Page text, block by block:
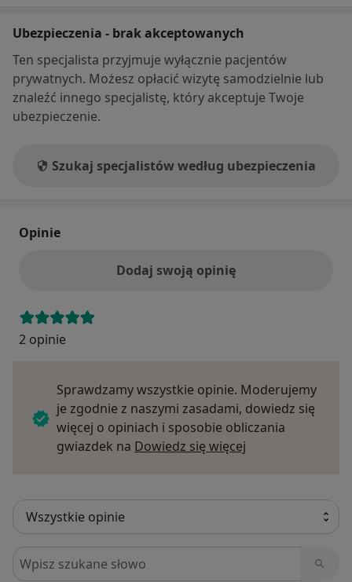
Ubezpieczenia - brak akceptowanych
Ten specjalista przyjmuje wyłącznie pacjentów
prywatnych. Możesz opłacić wizytę samodzielnie lub
znaleźć innego specjalistę, który akceptuje Twoje
ubezpieczenie.
Szukaj specjalistów według ubezpieczenia
Opinie
Dodaj swoją opinię
2 opinie
Sprawdzamy wszystkie opinie. Moderujemy
je zgodnie z naszymi zasadami, dowiedz się
więcej o opiniach i sposobie obliczania
gwiazdek na Dowiedz się więcej
Szukaj w opiniach